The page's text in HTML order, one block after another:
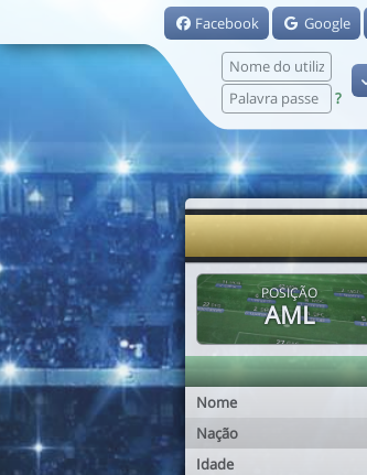
Facebook Google
?
POSIÇÃO
AML
Nome
Nação
Idade